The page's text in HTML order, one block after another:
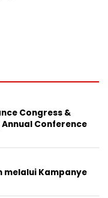
Congress &
Conference
melalui Kampanye